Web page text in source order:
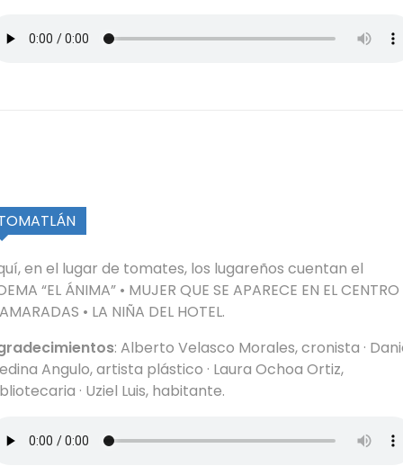
en el lugar de tomates, los lugareños cuentan el
“EL ÁNIMA” • MUJER QUE SE APARECE EN EL CENTRO
• LA NIÑA DEL HOTEL.
: Alberto Velasco Morales, cronista ·
Angulo, artista plástico · Laura Ochoa Ortiz,
· Uziel Luis, habitante.